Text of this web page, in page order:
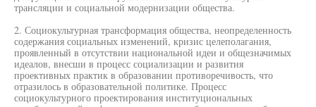
трансляции и социальной модернизации общества.
2. Социокультурная трансформация общества, неопределенность
содержания социальных изменений, кризис целеполагания,
проявленный в отсутствии национальной идеи и общезначимых
идеалов, внесши в процесс социализации и развития
проективных практик в образовании противоречивость, что
отразилось в образовательной политике. Процесс
социокультурного проектирования институциональных